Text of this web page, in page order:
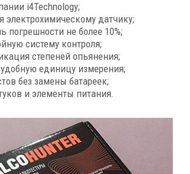
i4Technology;
электрохимическому датчику;
не более 10%;
систему контроля;
степеней опьянения;
единицу измерения;
без замены батареек;
и элементы питания.